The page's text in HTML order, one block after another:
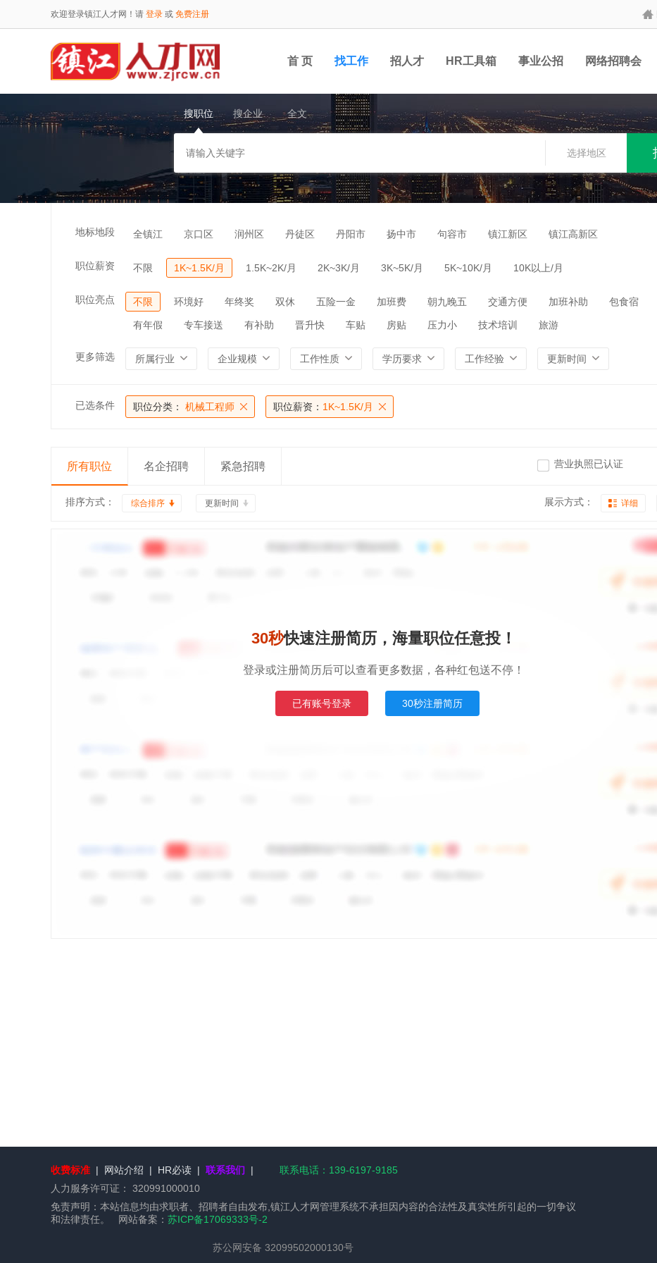
欢迎登录镇江人才网！请 登录 或 免费注册
首 页 找工作 招人才 HR工具箱 事业公招 网络招聘会
搜职位 搜企业 全文
选择地区
地标地段 全镇江 京口区 润州区 丹徒区 丹阳市 扬中市 句容市 镇江新区 镇江高新区
职位薪资 不限 1K~1.5K/月 1.5K~2K/月 2K~3K/月 3K~5K/月 5K~10K/月 10K以上/月
职位亮点 不限 环境好 年终奖 双休 五险一金 加班费 朝九晚五 交通方便 加班补助 包食宿
有年假 专车接送 有补助 晋升快 车贴 房贴 压力小 技术培训 旅游
更多筛选 所属行业 企业规模 工作性质 学历要求 工作经验 更新时间
已选条件 职位分类： 机械工程师 职位薪资： 1K~1.5K/月
所有职位 名企招聘 紧急招聘 营业执照已认证
排序方式： 综合排序 更新时间 展示方式： 详细
30秒快速注册简历，海量职位任意投！
登录或注册简历后可以查看更多数据，各种红包送不停！
已有账号登录 30秒注册简历
收费标准 | 网站介绍 | HR必读 | 联系我们 |
联系电话：139-6197-9185
人力服务许可证：
320991000010
免责声明：本站信息均由求职者、招聘者自由发布,镇江人才网管理系统不承担因内容的合法性及真实性所引起的一切争议
和法律责任。 网站备案： 苏ICP备17069333号-2
苏公网安备 32099502000130号